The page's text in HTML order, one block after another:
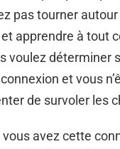
pas tourner
apprendre à tout
voulez déterminer
et vous
de survoler les
avez cette